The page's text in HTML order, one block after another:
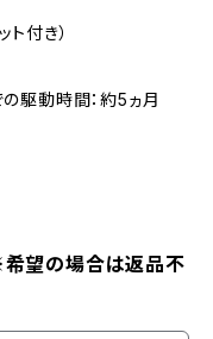
ト付き）
駆動時間：約5ヵ月
望の場合は返品不